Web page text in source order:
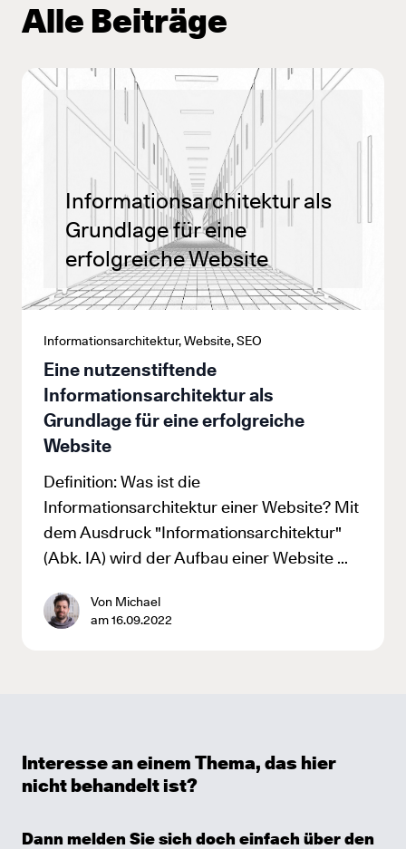
Alle Beiträge
Informationsarchitektur als
Grundlage für eine
erfolgreiche Website
Informationsarchitektur, Website, SEO
Eine nutzenstiftende
Informationsarchitektur als
Grundlage für eine erfolgreiche
Website
Definition: Was ist die
Informationsarchitektur einer Website? Mit
dem Ausdruck "Informationsarchitektur"
(Abk. IA) wird der Aufbau einer Website …
Von Michael
am 16.09.2022
Interesse an einem Thema, das hier
nicht behandelt ist?
Dann melden Sie sich doch einfach über den